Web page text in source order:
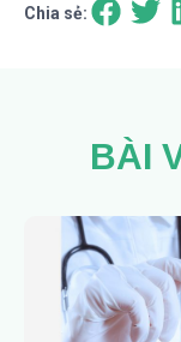
Chia sẻ:
BÀI